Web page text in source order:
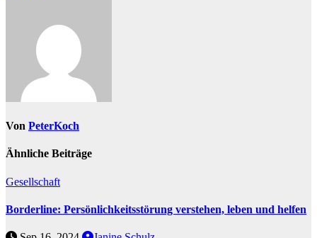
Von PeterKoch
Ähnliche Beiträge
Gesellschaft
Borderline: Persönlichkeitsstörung verstehen, leben und helfen